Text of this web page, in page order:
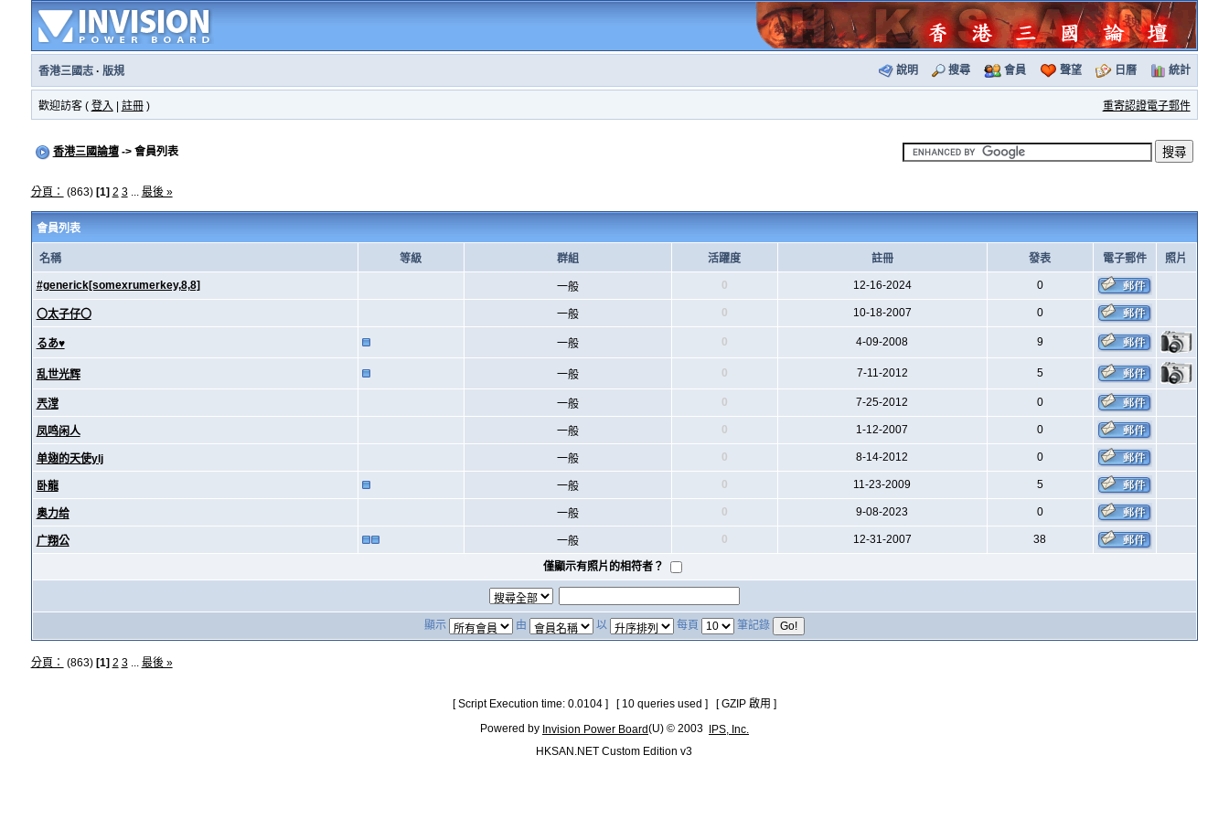
香港三國志· 版規 說明 搜尋 會員 聲望 日曆 統計
歡迎訪客 ( 登入 註冊) 重寄認證電子郵件
香港三國論壇-> 會員列表
分頁： (863) [1] 2 3... 最後 »
會員列表
名稱 等級 群組 活躍度 註冊 發表 電子郵件 照片
#generick[somexrumerkey,8,8] 一般 0 12-16-2024 0
〇太子仔〇 一般 0 10-18-2007 0
るあ♥ 一般 0 4-09-2008 9
乱世光辉 一般 0 7-11-2012 5
兲漟 一般 0 7-25-2012 0
凤鸣闲人 一般 0 1-12-2007 0
单翅的天使ylj 一般 0 8-14-2012 0
卧龍 一般 0 11-23-2009 5
奥力给 一般 0 9-08-2023 0
广翔公 一般 0 12-31-2007 38
僅顯示有照片的相符者？
顯示 由 以 每頁 筆記錄
分頁： (863) [1] 2 3... 最後 »
[ Script Execution time: 0.0104 ] [ 10 queries used ] [ GZIP 啟用 ]
Powered by Invision Power Board(U) © 2003
IPS, Inc.
HKSAN.NET Custom Edition v3